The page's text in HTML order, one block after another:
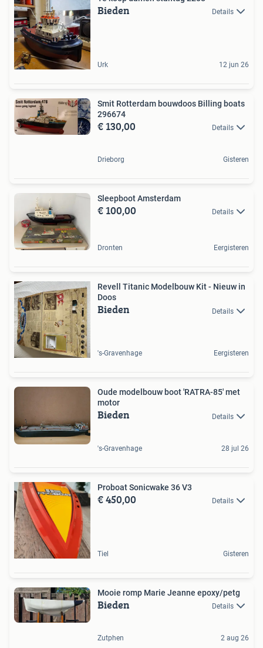
Bieden Details
Urk 12 jun 26
Smit Rotterdam bouwdoos Billing boats
296674
€ 130,00 Details
Drieborg Gisteren
Sleepboot Amsterdam
€ 100,00 Details
Dronten Eergisteren
Revell Titanic Modelbouw Kit - Nieuw in
Doos
Bieden Details
's-Gravenhage Eergisteren
Oude modelbouw boot 'RATRA-85' met
motor
Bieden Details
's-Gravenhage 28 jul 26
Proboat Sonicwake 36 V3
€ 450,00 Details
Tiel Gisteren
Mooie romp Marie Jeanne epoxy/petg
Bieden Details
Zutphen 2 aug 26